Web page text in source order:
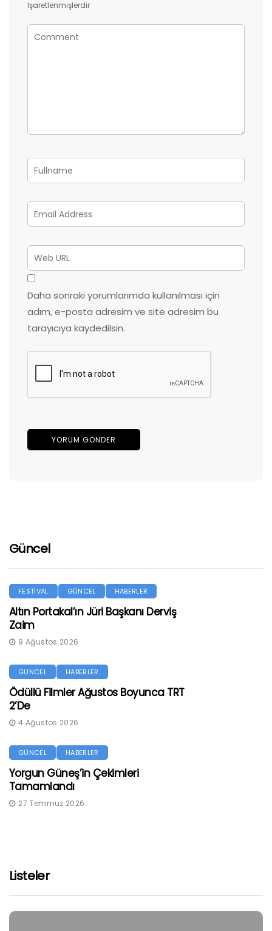
Işaretlenmişlerdir
Daha sonraki yorumlarımda kullanılması için
adım, e-posta adresim ve site adresim bu
tarayıcıya kaydedilsin.
Güncel
FESTİVAL GÜNCEL HABERLER
Altın Portakal’ın Jüri Başkanı Derviş
Zaim
9 Ağustos 2026
GÜNCEL HABERLER
Ödüllü Filmler Ağustos Boyunca TRT
2’de
4 Ağustos 2026
GÜNCEL HABERLER
Yorgun Güneş’in Çekimleri
Tamamlandı
27 Temmuz 2026
Listeler